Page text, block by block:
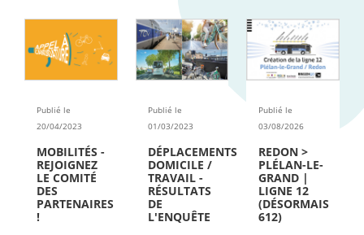
Publié le
20/04/2023
MOBILITÉS -
REJOIGNEZ
LE COMITÉ
DES
PARTENAIRES
!
Publié le
01/03/2023
DÉPLACEMENTS
DOMICILE /
TRAVAIL -
RÉSULTATS
DE
L'ENQUÊTE
Publié le
03/08/2026
REDON >
PLÉLAN-LE-
GRAND |
LIGNE 12
(DÉSORMAIS
612)